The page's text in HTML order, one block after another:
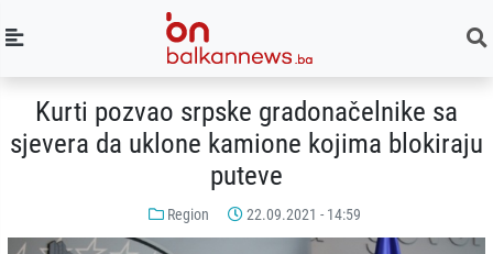
Kurti pozvao srpske gradonačelnike sa
sjevera da uklone kamione kojima blokiraju
puteve
Region 22.09.2021 - 14:59